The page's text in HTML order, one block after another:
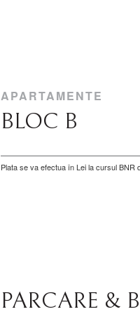
APARTAMENTE
BLOC B
Plata se va efectua în Lei la cursul BNR
PARCARE &